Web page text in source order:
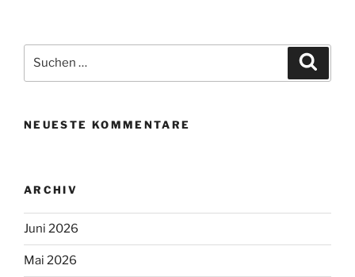
nach:
NEUESTE KOMMENTARE
ARCHIV
Juni 2026
Mai 2026